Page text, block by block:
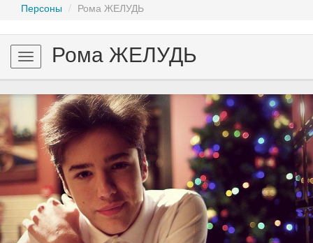
Персоны Рома ЖЕЛУДЬ
Toggle
navigation
Рома ЖЕЛУДЬ